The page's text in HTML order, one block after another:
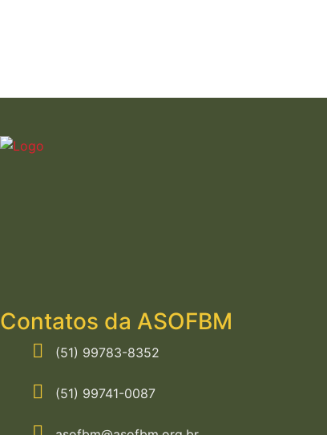
Contatos da ASOFBM
(51) 99783-8352
(51) 99741-0087